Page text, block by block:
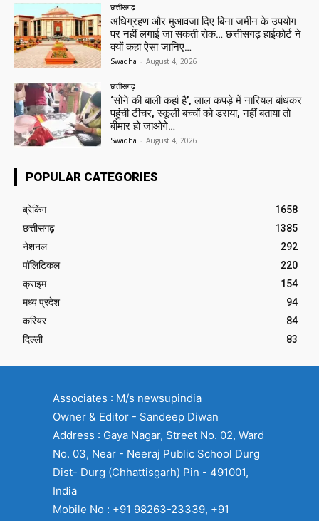
छत्तीसगढ़
अधिग्रहण और मुआवजा दिए बिना जमीन के उपयोग
पर नहीं लगाई जा सकती रोक… छत्तीसगढ़ हाईकोर्ट ने
क्यों कहा ऐसा जानिए…
Swadha - August 4, 2026
छत्तीसगढ़
‘सोने की बाली कहां है’, लाल कपड़े में नारियल बांधकर
पहुंची टीचर, स्कूली बच्चों को डराया, नहीं बताया तो
बीमार हो जाओगे…
Swadha - August 4, 2026
POPULAR CATEGORIES
ब्रेकिंग
1658
छत्तीसगढ़
1385
नेशनल
292
पॉलिटिकल
220
क्राइम
154
मध्य प्रदेश
94
करियर
84
दिल्ली
83
Associates : M/s newsupindia
Owner & Editor - Sandeep Diwan
Address : Gaya Nagar, Street No. 02, Ward
No. 03, Near - Neeraj Public School Durg
Dist- Durg (Chhattisgarh) Pin - 491001,
India
Mobile No : +91 98263-23339, +91